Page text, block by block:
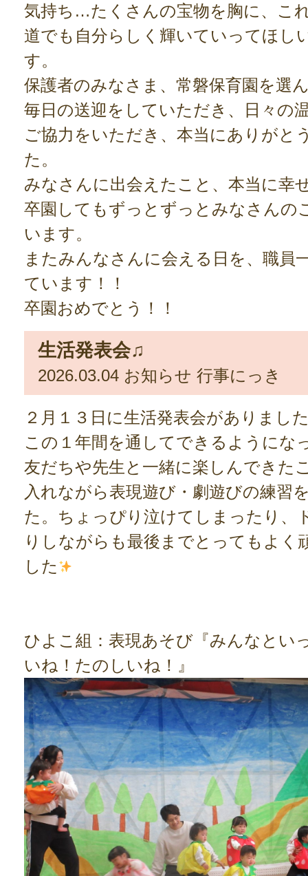
気持ち…たくさんの宝物を胸に、こ
道でも自分らしく輝いていってほし
す。
保護者のみなさま、常磐保育園を選
毎日の送迎をしていただき、日々の
ご協力をいただき、本当にありがと
た。
みなさんに出会えたこと、本当に幸
卒園してもずっとずっとみなさんの
います。
またみんなさんに会える日を、職員
ています！！
卒園おめでとう！！
生活発表会♫
2026.03.04 お知らせ 行事にっき
２月１３日に生活発表会がありまし
この１年間を通してできるようにな
友だちや先生と一緒に楽しんできた
入れながら表現遊び・劇遊びの練習
た。ちょっぴり泣けてしまったり、
りしながらも最後までとってもよく
した
ひよこ組：表現あそび『みんなとい
いね！たのしいね！』